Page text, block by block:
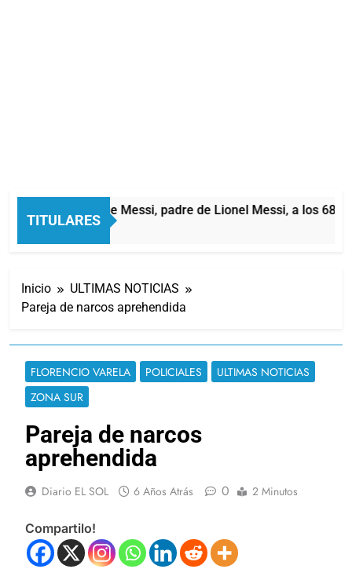
TITULARES
Murió Jorge Messi, padre de Lionel Messi, a los 68
1 Hora Atrás
Inicio
ULTIMAS NOTICIAS
Pareja de narcos aprehendida
FLORENCIO VARELA POLICIALES
ULTIMAS NOTICIAS
ZONA SUR
Pareja de narcos
aprehendida
Diario EL SOL 6 Años Atrás 0 2 Minutos
Compartilo!